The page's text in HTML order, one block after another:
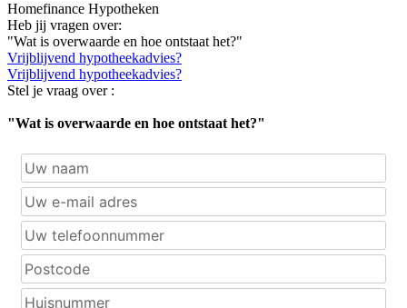
Homefinance Hypotheken
Heb jij vragen over:
"Wat is overwaarde en hoe ontstaat het?"
Vrijblijvend hypotheekadvies?
Vrijblijvend hypotheekadvies?
Stel je vraag over :
"Wat is overwaarde en hoe ontstaat het?"